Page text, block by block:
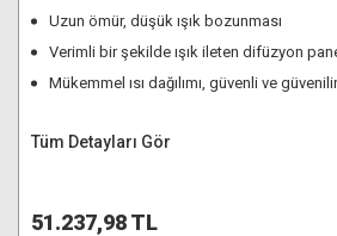
Uzun ömür, düşük ışık bozunması
Verimli bir şekilde ışık ileten difüzyon
Mükemmel ısı dağılımı, güvenli ve
Tüm Detayları Gör
51.237,98 TL